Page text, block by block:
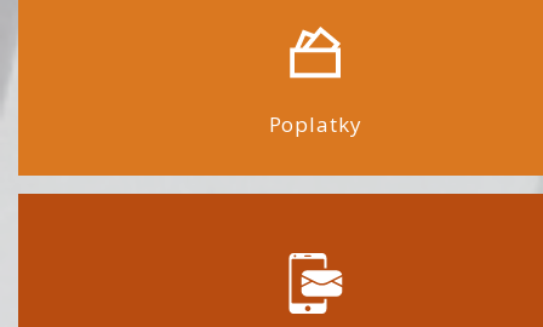
Poplatky